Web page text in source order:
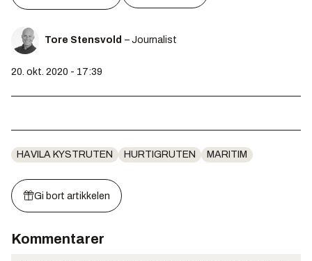
Tore Stensvold – Journalist
20. okt. 2020 - 17:39
HAVILA KYSTRUTEN HURTIGRUTEN MARITIM
Gi bort artikkelen
Kommentarer